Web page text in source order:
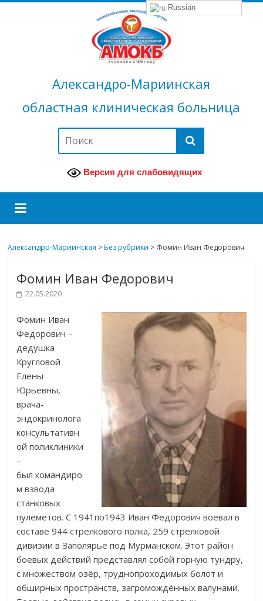
Александро-Мариинская
областная клиническая больница
Версия для слабовидящих
Александро-Мариинская >Без рубрики > Фомин Иван Федорович
Фомин Иван Федорович
22.05.2020
Фомин Иван
Федорович –
дедушка
Кругловой
Елены
Юрьевны,
врача-
эндокринолога
консультативн
ой поликлиники
–
был командиро
м взвода
станковых
пулеметов. С 1941по1943 Иван Федорович воевал в
составе 944 стрелкового полка, 259 стрелковой
дивизии в Заполярье под Мурманском. Этот район
боевых действий представлял собой горную тундру,
с множеством озёр, труднопроходимых болот и
обширных пространств, загромождённых валунами.
Russian